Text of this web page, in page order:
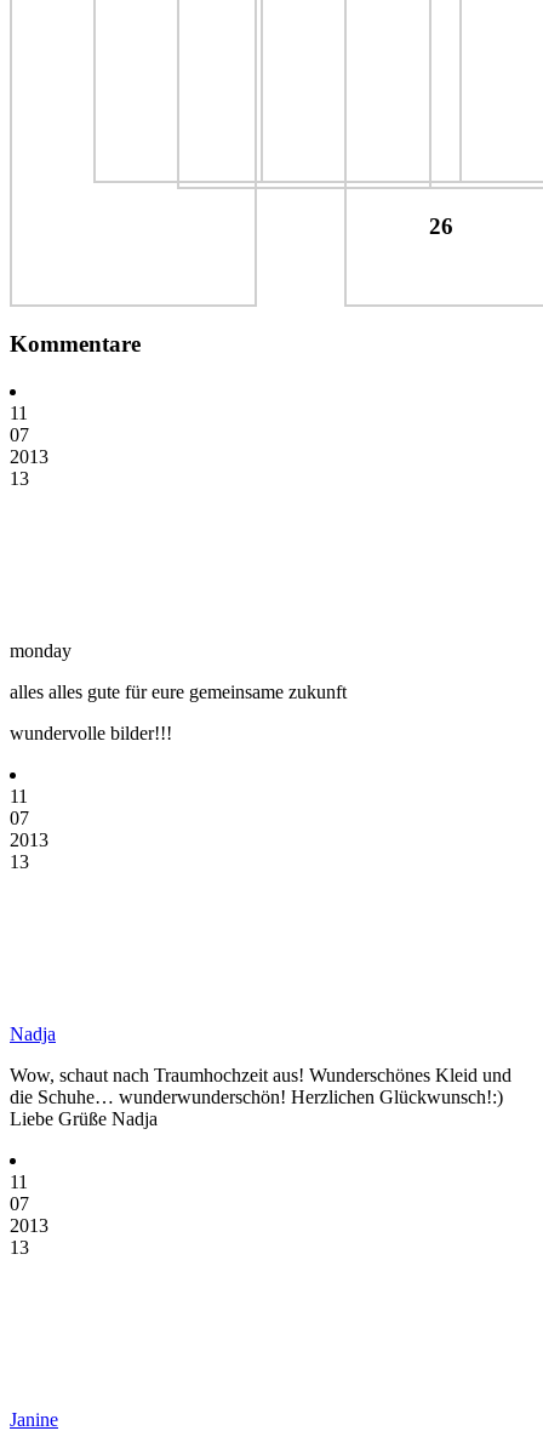
26
Kommentare
11
07
2013
13
monday
alles alles gute für eure gemeinsame zukunft
wundervolle bilder!!!
11
07
2013
13
Nadja
Wow, schaut nach Traumhochzeit aus! Wunderschönes Kleid und
die Schuhe… wunderwunderschön! Herzlichen Glückwunsch!:)
Liebe Grüße Nadja
11
07
2013
13
Janine